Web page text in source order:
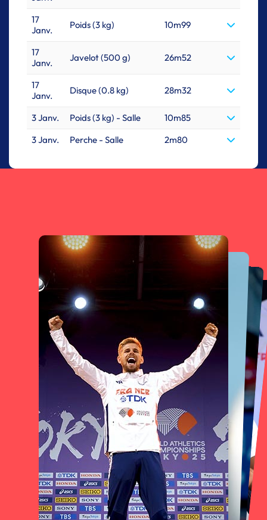
17
Janv.
Poids (3 kg) 10m99
17
Janv.
Javelot (500 g) 26m52
17
Janv.
Disque (0.8 kg) 28m32
3 Janv. Poids (3 kg) - Salle
10m85
3 Janv.
Perche - Salle 2m80